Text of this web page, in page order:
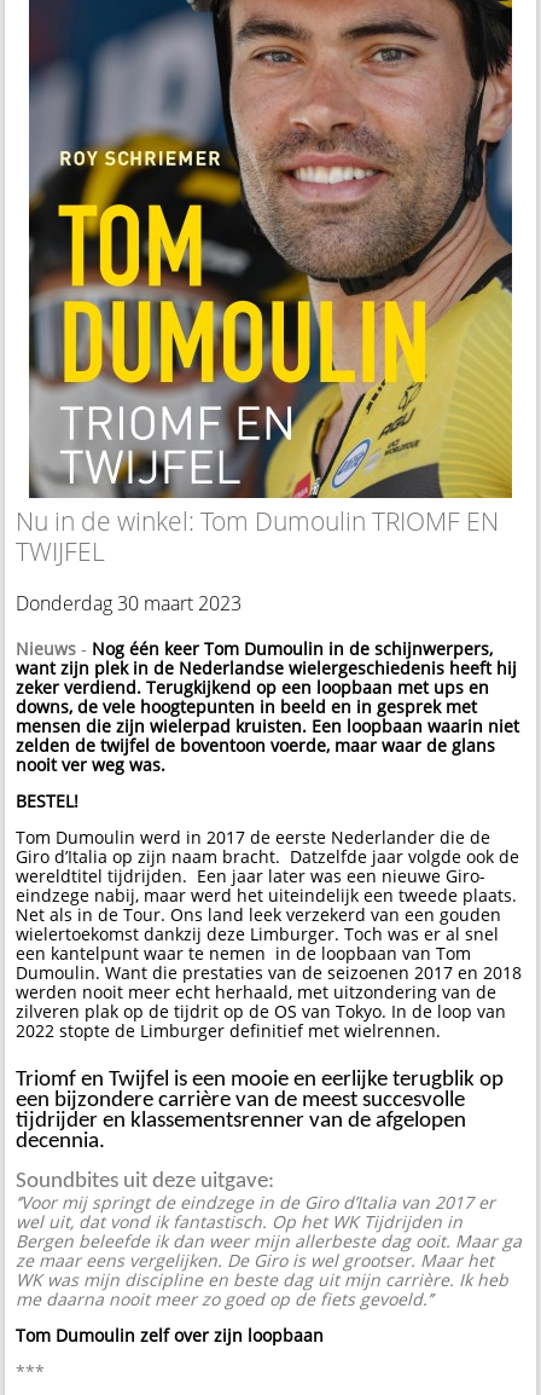
Nu in de winkel: Tom Dumoulin TRIOMF EN
TWIJFEL
Donderdag 30 maart 2023
Nieuws - Nog één keer Tom Dumoulin in de schijnwerpers,
want zijn plek in de Nederlandse wielergeschiedenis heeft hij
zeker verdiend. Terugkijkend op een loopbaan met ups en
downs, de vele hoogtepunten in beeld en in gesprek met
mensen die zijn wielerpad kruisten. Een loopbaan waarin niet
zelden de twijfel de boventoon voerde, maar waar de glans
nooit ver weg was.
BESTEL!
Tom Dumoulin werd in 2017 de eerste Nederlander die de
Giro d’Italia op zijn naam bracht. Datzelfde jaar volgde ook de
wereldtitel tijdrijden. Een jaar later was een nieuwe Giro-
eindzege nabij, maar werd het uiteindelijk een tweede plaats.
Net als in de Tour. Ons land leek verzekerd van een gouden
wielertoekomst dankzij deze Limburger. Toch was er al snel
een kantelpunt waar te nemen in de loopbaan van Tom
Dumoulin. Want die prestaties van de seizoenen 2017 en 2018
werden nooit meer echt herhaald, met uitzondering van de
zilveren plak op de tijdrit op de OS van Tokyo. In de loop van
2022 stopte de Limburger definitief met wielrennen.
Triomf en Twijfel is een mooie en eerlijke terugblik op
een bijzondere carrière van de meest succesvolle
tijdrijder en klassementsrenner van de afgelopen
decennia.
Soundbites uit deze uitgave:
‘’Voor mij springt de eindzege in de Giro d’Italia van 2017 er
wel uit, dat vond ik fantastisch. Op het WK Tijdrijden in
Bergen beleefde ik dan weer mijn allerbeste dag ooit. Maar ga
ze maar eens vergelijken. De Giro is wel grootser. Maar het
WK was mijn discipline en beste dag uit mijn carrière. Ik heb
me daarna nooit meer zo goed op de fiets gevoeld.’’
Tom Dumoulin zelf over zijn loopbaan
***